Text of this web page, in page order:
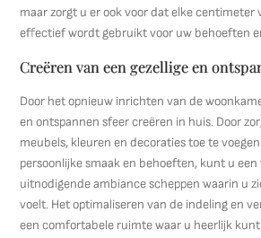
maar zorgt u er ook voor dat elke centimeter
effectief wordt gebruikt voor uw behoeften
Creëren van een gezellige en
Door het opnieuw inrichten van de
en ontspannen sfeer creëren in huis. Door
meubels, kleuren en decoraties toe te
persoonlijke smaak en behoeften, kunt u een
uitnodigende ambiance scheppen waarin u
voelt. Het optimaliseren van de indeling en
een comfortabele ruimte waar u heerlijk